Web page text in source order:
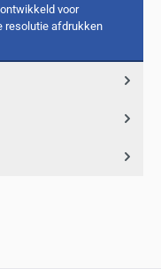
voor
resolutie afdrukken